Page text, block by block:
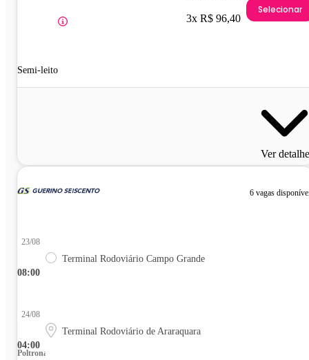
Semi-leito
3x R$ 96,40
Selecionar
Ver
6 vagas
08:00
23/08
Terminal Rodoviário Campo Grande
04:00
24/08
Terminal Rodoviário de Araraquara
Poltrona